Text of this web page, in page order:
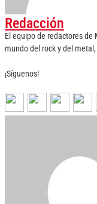
Redacción
El equipo de redactores de
mundo del rock y del
¡Síguenos!